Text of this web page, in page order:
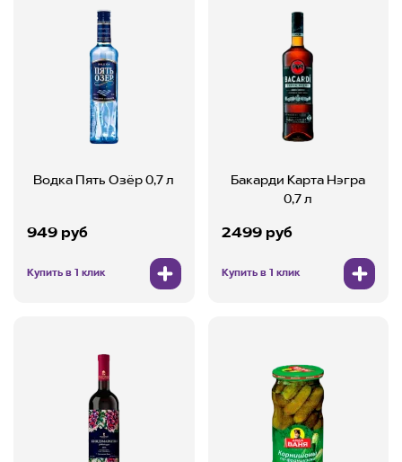
Водка Пять Озёр 0,7 л
949 руб
Купить в 1 клик
Бакарди Карта Нэгра
0,7 л
2499 руб
Купить в 1 клик